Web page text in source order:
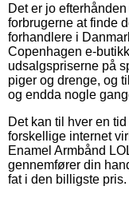
Det er jo
forbrugerne at finde
forhandlere i
Copenhagen e-
udsalgspriserne på
piger og drenge, og
og endda nogle
Det kan til hver en
forskellige internet
Enamel Armbånd
gennemfører din
fat i den billigste pris.